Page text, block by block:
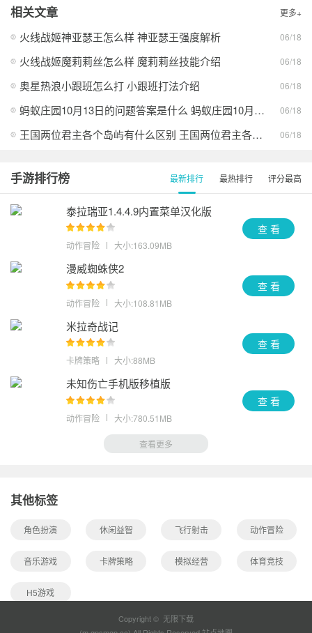
相关文章 更多+
火线战姬神亚瑟王怎么样 神亚瑟王强度解析 06/18
火线战姬魔莉莉丝怎么样 魔莉莉丝技能介绍 06/18
奥星热浪小跟班怎么打 小跟班打法介绍 06/18
蚂蚁庄园10月13日的问题答案是什么 蚂蚁庄园10月13日答案最新分享 06/18
王国两位君主各个岛屿有什么区别 王国两位君主各个岛屿的异同 06/18
手游排行榜 最新排行 最热排行 评分最高
泰拉瑞亚1.4.4.9内置菜单汉化版
动作冒险 大小:163.09MB
查 看
漫威蜘蛛侠2
动作冒险 大小:108.81MB
查 看
米拉奇战记
卡牌策略 大小:88MB
查 看
未知伤亡手机版移植版
动作冒险 大小:780.51MB
查 看
查看更多
其他标签
角色扮演 休闲益智 飞行射击 动作冒险
音乐游戏 卡牌策略 模拟经营 体育竞技
H5游戏
Copyright © 无限下载